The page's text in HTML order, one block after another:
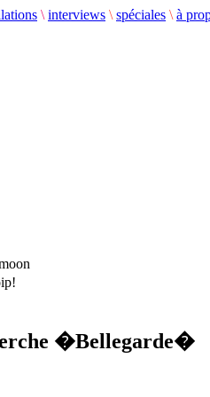
\ interviews \ spéciales \ à
�Bellegarde�